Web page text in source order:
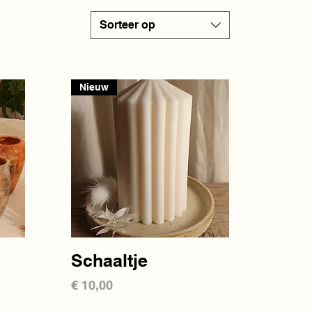
Sorteer op
Snel overzicht
Nieuw
Schaaltje
Prijs
€ 10,00